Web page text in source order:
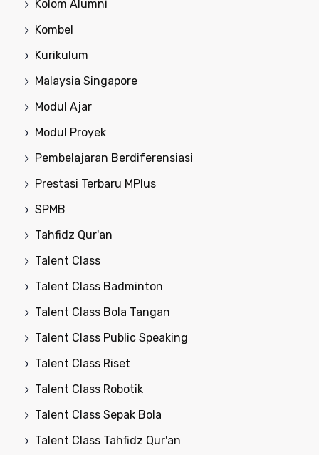
Kolom Alumni
Kombel
Kurikulum
Malaysia Singapore
Modul Ajar
Modul Proyek
Pembelajaran Berdiferensiasi
Prestasi Terbaru MPlus
SPMB
Tahfidz Qur'an
Talent Class
Talent Class Badminton
Talent Class Bola Tangan
Talent Class Public Speaking
Talent Class Riset
Talent Class Robotik
Talent Class Sepak Bola
Talent Class Tahfidz Qur'an